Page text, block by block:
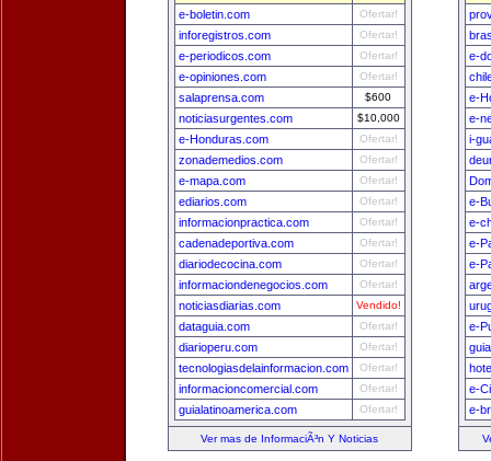
e-boletin.com Ofertar!
inforegistros.com Ofertar!
e-periodicos.com Ofertar!
e-opiniones.com Ofertar!
salaprensa.com $600
noticiasurgentes.com $10,000
e-Honduras.com Ofertar!
zonademedios.com Ofertar!
e-mapa.com Ofertar!
ediarios.com Ofertar!
informacionpractica.com Ofertar!
cadenadeportiva.com Ofertar!
diariodecocina.com Ofertar!
informaciondenegocios.com Ofertar!
noticiasdiarias.com Vendido!
dataguia.com Ofertar!
diarioperu.com Ofertar!
tecnologiasdelainformacion.com Ofertar!
informacioncomercial.com Ofertar!
guialatinoamerica.com Ofertar!
Ver mas de InformaciÃ³n Y Noticias
e-
e-
e-
i-
e-
e-
e-
e-
e-
e-
e-